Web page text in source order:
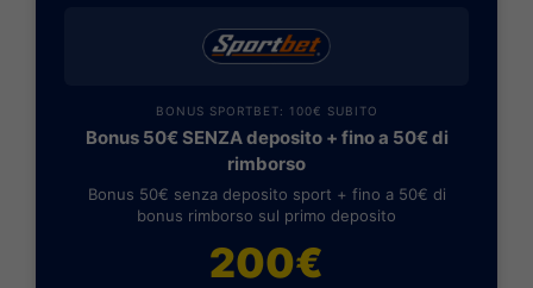
BONUS SPORTBET: 100€ SUBITO
Bonus 50€ SENZA deposito + fino a 50€ di
rimborso
Bonus 50€ senza deposito sport + fino a 50€ di
bonus rimborso sul primo deposito
200€